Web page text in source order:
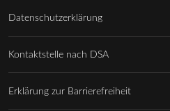
Datenschutzerklärung
Kontaktstelle nach DSA
Erklärung zur Barrierefreiheit